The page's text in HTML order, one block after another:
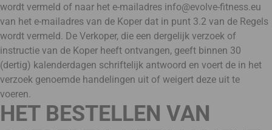
wordt vermeld of naar het e-mailadres info@evolve-fitness.eu
van het e-mailadres van de Koper dat in punt 3.2 van de Regels
wordt vermeld. De Verkoper, die een dergelijk verzoek of
instructie van de Koper heeft ontvangen, geeft binnen 30
(dertig) kalenderdagen schriftelijk antwoord en voert de in het
verzoek genoemde handelingen uit of weigert deze uit te
voeren.
HET BESTELLEN VAN